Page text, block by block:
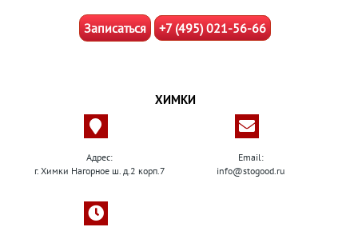
Записаться +7 (495) 021-56-66
ХИМКИ
Адрес:
г. Химки Нагорное ш. д.2 корп.7
Email:
info@stogood.ru